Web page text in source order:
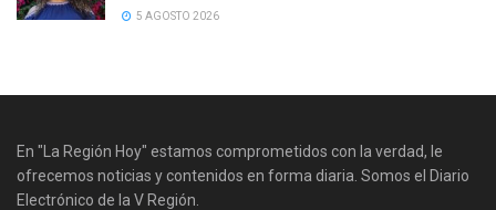
5 AGOSTO 2026
En "La Región Hoy" estamos comprometidos con la verdad, le
ofrecemos noticias y contenidos en forma diaria. Somos el Diario
Electrónico de la V Región.